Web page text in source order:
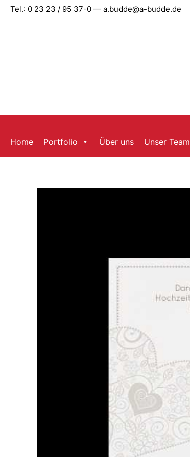
ZumTel.: 0 23 23 / 95 37-0 — a.budde@a-budde.de
Home Portfolio Über uns Unser Team